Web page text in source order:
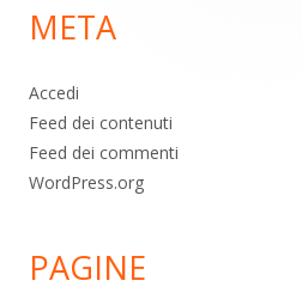
pagina
META
Accedi
Feed dei contenuti
Feed dei commenti
WordPress.org
PAGINE